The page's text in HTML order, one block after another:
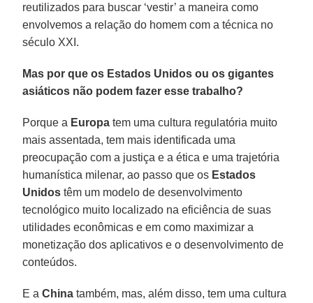
reutilizados para buscar ‘vestir’ a maneira como
envolvemos a relação do homem com a técnica no
século XXI.
Mas por que os Estados Unidos ou os gigantes
asiáticos não podem fazer esse trabalho?
Porque a Europa tem uma cultura regulatória muito
mais assentada, tem mais identificada uma
preocupação com a justiça e a ética e uma trajetória
humanística milenar, ao passo que os Estados
Unidos têm um modelo de desenvolvimento
tecnológico muito localizado na eficiência de suas
utilidades econômicas e em como maximizar a
monetização dos aplicativos e o desenvolvimento de
conteúdos.
E aChina também, mas, além disso, tem uma cultura